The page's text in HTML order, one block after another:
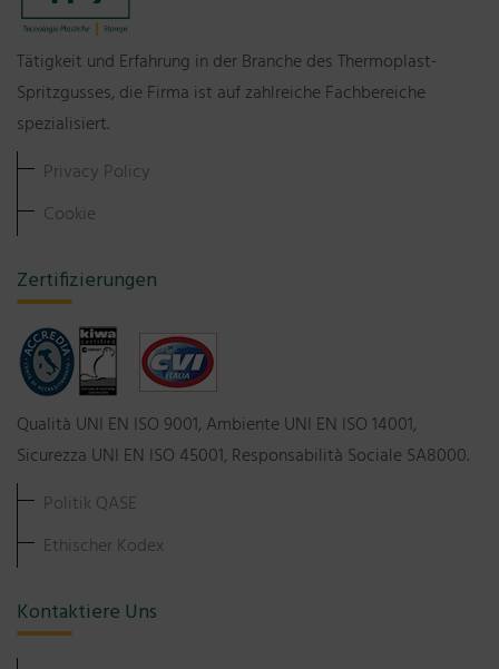
Tätigkeit und Erfahrung in der Branche des Thermoplast-
Spritzgusses, die Firma ist auf zahlreiche Fachbereiche
spezialisiert.
Privacy Policy
Cookie
Zertifizierungen
Qualità UNI EN ISO 9001, Ambiente UNI EN ISO 14001,
Sicurezza UNI EN ISO 45001, Responsabilità Sociale SA8000.
Politik QASE
Ethischer Kodex
Kontaktiere Uns